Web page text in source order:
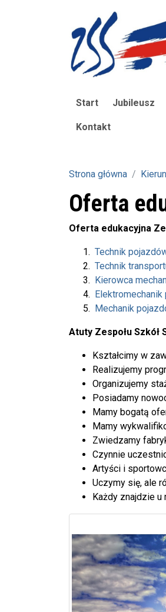
Start Jubileusz
Kontakt
Strona główna
Oferta
Oferta edukacyjna
Technik
Technik
Kierowca
Mechanik
Atuty Zespołu Szkół
Kształcimy w
Realizujemy
Organizujemy
Posiadamy
Mamy bogatą
Mamy
Zwiedzamy
Czynnie
Artyści i
Uczymy się, ale
Każdy znajdzie u